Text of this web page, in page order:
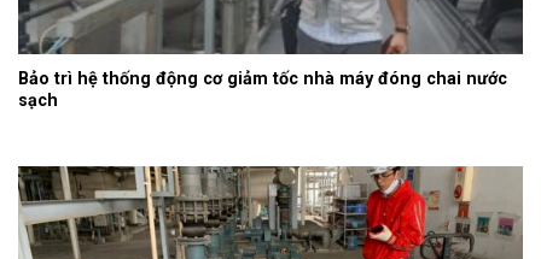
Bảo trì hệ thống động cơ giảm tốc nhà máy đóng chai nước
sạch